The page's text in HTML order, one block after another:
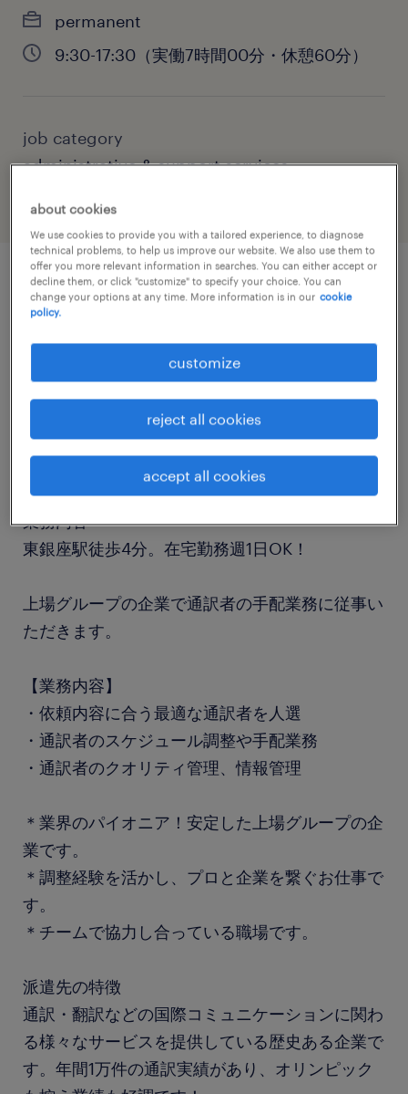
permanent
9:30-17:30（実働7時間00分・休憩60分）
job category
administrative & support services
job details
営業事務
勤務期間
業務内容
東銀座駅徒歩4分。在宅勤務週1日OK！
上場グループの企業で通訳者の手配業務に従事い
ただきます。
【業務内容】
・依頼内容に合う最適な通訳者を人選
・通訳者のスケジュール調整や手配業務
・通訳者のクオリティ管理、情報管理
＊業界のパイオニア！安定した上場グループの企
業です。
＊調整経験を活かし、プロと企業を繋ぐお仕事で
す。
＊チームで協力し合っている職場です。
派遣先の特徴
通訳・翻訳などの国際コミュニケーションに関わ
る様々なサービスを提供している歴史ある企業で
す。年間1万件の通訳実績があり、オリンピック
about cookies
We use cookies to provide you with a tailored experience, to diagnose
technical problems, to help us improve our website. We also use them to
offer you more relevant information in searches. You can either accept or
decline them, or click "customize" to specify your choice. You can
change your options at any time. More information is in our cookie
policy.
customize
reject all cookies
accept all cookies